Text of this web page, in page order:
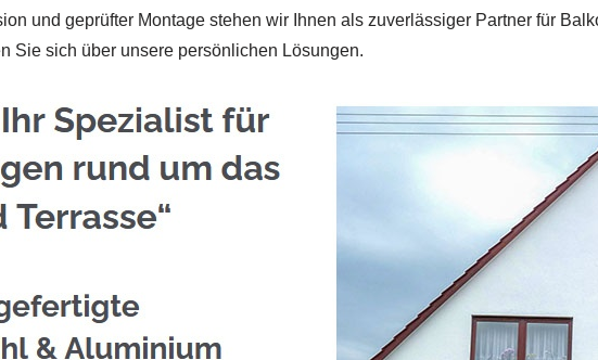
und geprüfter Montage stehen wir Ihnen als zuverlässiger Partner für
Sie sich über unsere persönlichen Lösungen.